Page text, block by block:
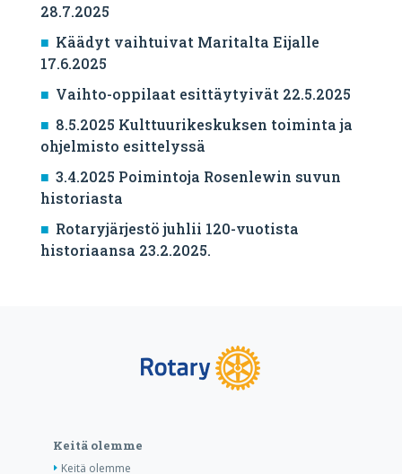
28.7.2025
Käädyt vaihtuivat Maritalta Eijalle
17.6.2025
Vaihto-oppilaat esittäytyivät 22.5.2025
8.5.2025 Kulttuurikeskuksen toiminta ja
ohjelmisto esittelyssä
3.4.2025 Poimintoja Rosenlewin suvun
historiasta
Rotaryjärjestö juhlii 120-vuotista
historiaansa 23.2.2025.
Keitä olemme
Keitä olemme